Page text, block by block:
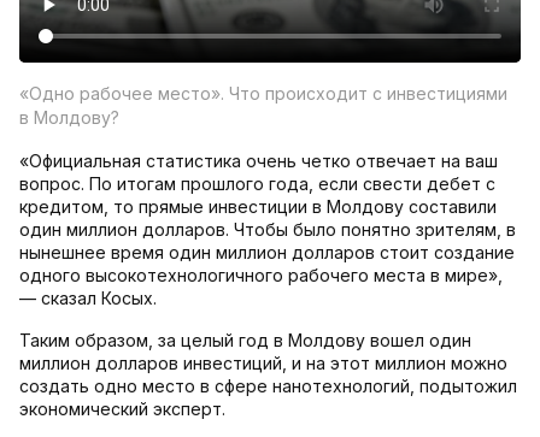
«Одно рабочее место». Что происходит с инвестициями
в Молдову?
«Официальная статистика очень четко отвечает на ваш
вопрос. По итогам прошлого года, если свести дебет с
кредитом, то прямые инвестиции в Молдову составили
один миллион долларов. Чтобы было понятно зрителям, в
нынешнее время один миллион долларов стоит создание
одного высокотехнологичного рабочего места в мире»,
— сказал Косых.
Таким образом, за целый год в Молдову вошел один
миллион долларов инвестиций, и на этот миллион можно
создать одно место в сфере нанотехнологий, подытожил
экономический эксперт.